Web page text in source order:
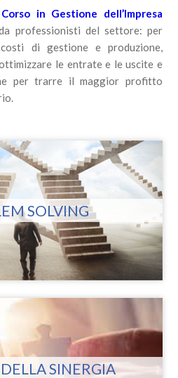
Corso in Gestione dell’Impresa
professionisti del settore: per
di gestione e produzione,
le entrate e le uscite e
per trarre il maggior profitto
SOLVING
SINERGIA